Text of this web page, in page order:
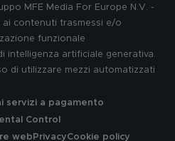
MFE Media For Europe N.V. -
contenuti trasmessi e/o
funzionale
intelligenza artificiale generativa.
di utilizzare mezzi automatizzati
servizi a pagamento
Control
web PrivacyCookie policy